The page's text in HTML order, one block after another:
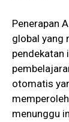
Penerapan
global yang
pendekatan
otomatis
menunggu